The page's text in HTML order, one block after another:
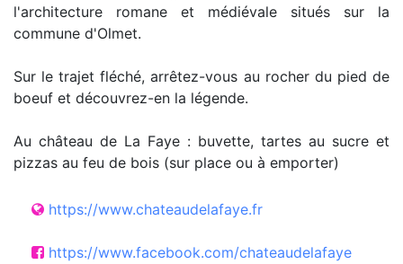
l'architecture romane et médiévale situés sur la
commune d'Olmet.
Sur le trajet fléché, arrêtez-vous au rocher du pied de
boeuf et découvrez-en la légende.
Au château de La Faye : buvette, tartes au sucre et
pizzas au feu de bois (sur place ou à emporter)
https://www.chateaudelafaye.fr
https://www.facebook.com/chateaudelafaye